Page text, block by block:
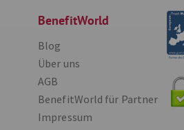
for you
Bluttests, Darmtests,
bis zu 7 %